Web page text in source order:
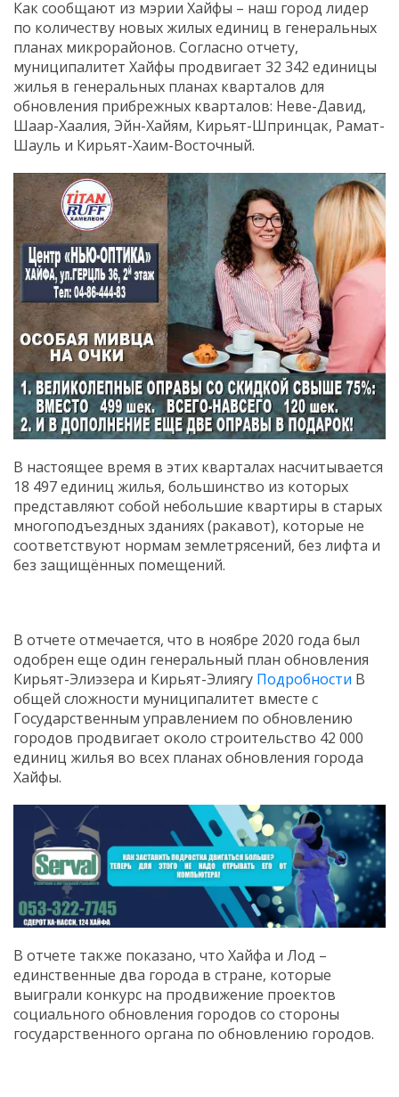
Как сообщают из мэрии Хайфы – наш город лидер
по количеству новых жилых единиц в генеральных
планах микрорайонов. Согласно отчету,
муниципалитет Хайфы продвигает 32 342 единицы
жилья в генеральных планах кварталов для
обновления прибрежных кварталов: Неве-Давид,
Шаар-Хаалия, Эйн-Хайям, Кирьят-Шпринцак, Рамат-
Шауль и Кирьят-Хаим-Восточный.
В настоящее время в этих кварталах насчитывается
18 497 единиц жилья, большинство из которых
представляют собой небольшие квартиры в старых
многоподъездных зданиях (ракавот), которые не
соответствуют нормам землетрясений, без лифта и
без защищённых помещений.
В отчете отмечается, что в ноябре 2020 года был
одобрен еще один генеральный план обновления
Кирьят-Элиэзера и Кирьят-Элиягу Подробности В
общей сложности муниципалитет вместе с
Государственным управлением по обновлению
городов продвигает около строительство 42 000
единиц жилья во всех планах обновления города
Хайфы.
В отчете также показано, что Хайфа и Лод –
единственные два города в стране, которые
выиграли конкурс на продвижение проектов
социального обновления городов со стороны
государственного органа по обновлению городов.